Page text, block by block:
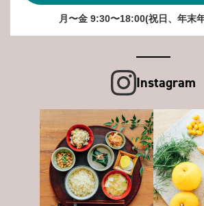
月〜金 9:30〜18:00(祝日、年末
Instagram